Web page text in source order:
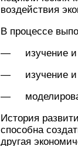
воздействия
В процессе
— изучение и
— изучение и
—
История
способна
другая